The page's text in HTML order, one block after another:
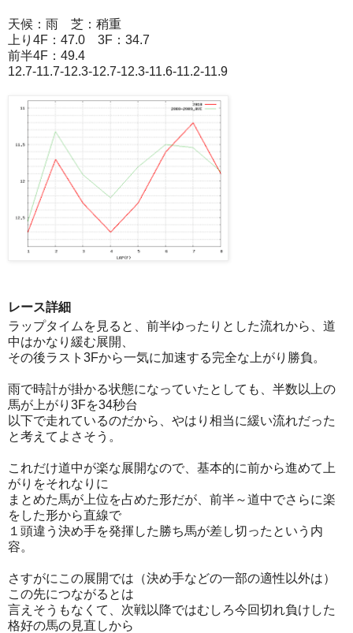
天候：雨 芝：稍重
上り4F：47.0 3F：34.7
前半4F：49.4
12.7-11.7-12.3-12.7-12.3-11.6-11.2-11.9
レース詳細
ラップタイムを見ると、前半ゆったりとした流れから、道
中はかなり緩む展開、
その後ラスト3Fから一気に加速する完全な上がり勝負。
雨で時計が掛かる状態になっていたとしても、半数以上の
馬が上がり3Fを34秒台
以下で走れているのだから、やはり相当に緩い流れだった
と考えてよさそう。
これだけ道中が楽な展開なので、基本的に前から進めて上
がりをそれなりに
まとめた馬が上位を占めた形だが、前半～道中でさらに楽
をした形から直線で
１頭違う決め手を発揮した勝ち馬が差し切ったという内
容。
さすがにこの展開では（決め手などの一部の適性以外は）
この先につながるとは
言えそうもなくて、次戦以降ではむしろ今回切れ負けした
格好の馬の見直しから